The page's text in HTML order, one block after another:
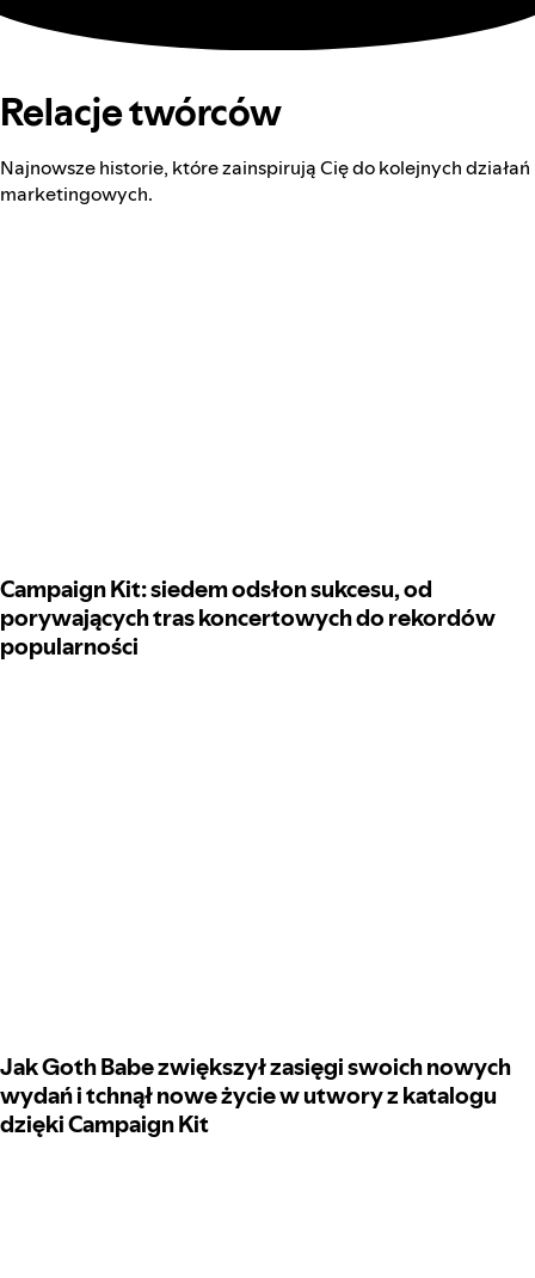
Relacje twórców
Najnowsze historie, które zainspirują Cię do kolejnych działań
marketingowych.
Campaign Kit: siedem odsłon sukcesu, od
porywających tras koncertowych do rekordów
popularności
Jak Goth Babe zwiększył zasięgi swoich nowych
wydań i tchnął nowe życie w utwory z katalogu
dzięki Campaign Kit